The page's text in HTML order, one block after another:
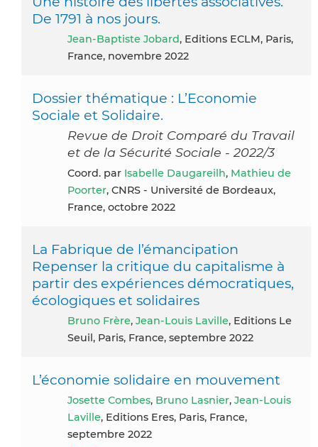
De 1791 à nos jours.
Jean-Baptiste Jobard, Editions ECLM, Paris,
France, novembre 2022
Dossier thématique : L’Economie
Sociale et Solidaire.
Revue de Droit Comparé du Travail
et de la Sécurité Sociale - 2022/3
Coord. par Isabelle Daugareilh, Mathieu de
Poorter, CNRS - Université de Bordeaux,
France, octobre 2022
La Fabrique de l’émancipation
Repenser la critique du capitalisme à
partir des expériences démocratiques,
écologiques et solidaires
Bruno Frère, Jean-Louis Laville, Editions Le
Seuil, Paris, France, septembre 2022
L’économie solidaire en mouvement
Josette Combes, Bruno Lasnier, Jean-Louis
Laville, Editions Eres, Paris, France,
septembre 2022